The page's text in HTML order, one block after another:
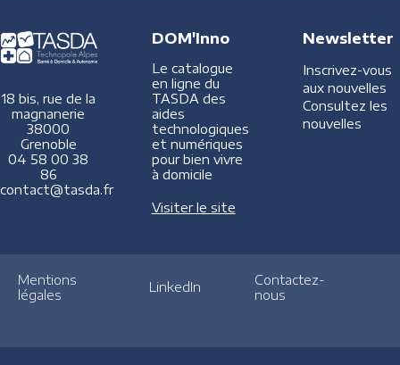
18 bis, rue de la
magnanerie
38000
Grenoble
04 58 00 38
86
contact@tasda.fr
DOM'Inno
Le catalogue
en ligne du
TASDA des
aides
technologiques
et numériques
pour bien vivre
à domicile
Visiter le site
Newsletter
Inscrivez-vous
aux nouvelles
Consultez les
nouvelles
Mentions
légales
LinkedIn
Contactez-
nous